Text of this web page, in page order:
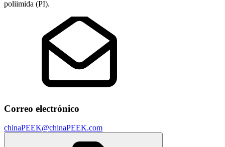
poliimida (PI).
Correo electrónico
chinaPEEK@chinaPEEK.com